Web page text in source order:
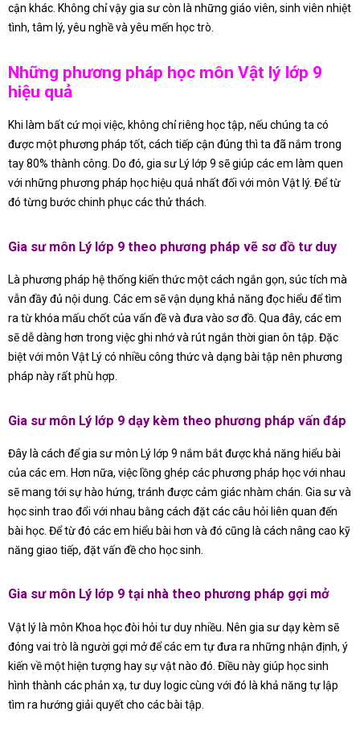
cận khác. Không chỉ vậy gia sư còn là những giáo viên, sinh viên nhiệt
tình, tâm lý, yêu nghề và yêu mến học trò.
Những phương pháp học môn Vật lý lớp 9
hiệu quả
Khi làm bất cứ mọi việc, không chỉ riêng học tập, nếu chúng ta có
được một phương pháp tốt, cách tiếp cận đúng thì ta đã nắm trong
tay 80% thành công. Do đó, gia sư Lý lớp 9 sẽ giúp các em làm quen
với những phương pháp học hiệu quả nhất đối với môn Vật lý. Để từ
đó từng bước chinh phục các thử thách.
Gia sư môn Lý lớp 9 theo phương pháp vẽ sơ đồ tư duy
Là phương pháp hệ thống kiến thức một cách ngắn gọn, súc tích mà
vẫn đầy đủ nội dung. Các em sẽ vận dụng khả năng đọc hiểu để tìm
ra từ khóa mấu chốt của vấn đề và đưa vào sơ đồ. Qua đây, các em
sẽ dễ dàng hơn trong việc ghi nhớ và rút ngắn thời gian ôn tập. Đặc
biệt với môn Vật Lý có nhiều công thức và dạng bài tập nên phương
pháp này rất phù hợp.
Gia sư môn Lý lớp 9 dạy kèm theo phương pháp vấn đáp
Đây là cách để gia sư môn Lý lớp 9 nắm bắt được khả năng hiểu bài
của các em. Hơn nữa, việc lồng ghép các phương pháp học với nhau
sẽ mang tới sự hào hứng, tránh được cảm giác nhàm chán. Gia sư và
học sinh trao đổi với nhau bằng cách đặt các câu hỏi liên quan đến
bài học. Để từ đó các em hiểu bài hơn và đó cũng là cách nâng cao kỹ
năng giao tiếp, đặt vấn đề cho học sinh.
Gia sư môn Lý lớp 9 tại nhà theo phương pháp gợi mở
Vật lý là môn Khoa học đòi hỏi tư duy nhiều. Nên gia sư dạy kèm sẽ
đóng vai trò là người gợi mở để các em tự đưa ra những nhận định, ý
kiến về một hiện tượng hay sự vật nào đó. Điều này giúp học sinh
hình thành các phản xạ, tư duy logic cùng với đó là khả năng tự lập
tìm ra hướng giải quyết cho các bài tập.